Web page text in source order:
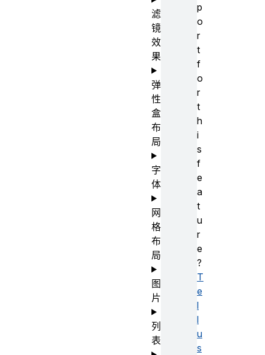
p
o
r
t
f
o
r
t
h
i
s
f
e
a
t
u
r
e
?
T
e
l
l
u
s
滤
镜
效
果
弹
性
盒
布
局
字
体
网
格
布
局
图
片
列
表